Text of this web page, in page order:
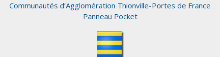
Communautés d’Agglomération Thionville-Portes de France
Panneau Pocket